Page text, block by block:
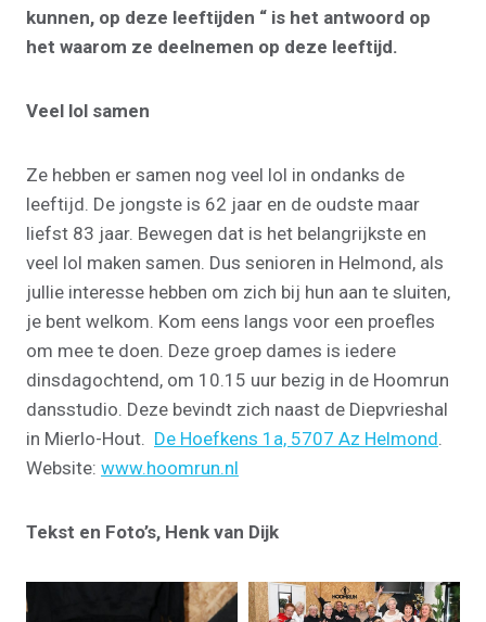
kunnen, op deze leeftijden “ is het antwoord op
het waarom ze deelnemen op deze leeftijd.
Veel lol samen
Ze hebben er samen nog veel lol in ondanks de
leeftijd. De jongste is 62 jaar en de oudste maar
liefst 83 jaar. Bewegen dat is het belangrijkste en
veel lol maken samen. Dus senioren in Helmond, als
jullie interesse hebben om zich bij hun aan te sluiten,
je bent welkom. Kom eens langs voor een proefles
om mee te doen. Deze groep dames is iedere
dinsdagochtend, om 10.15 uur bezig in de Hoomrun
dansstudio. Deze bevindt zich naast de Diepvrieshal
in Mierlo-Hout. De Hoefkens 1a, 5707 Az Helmond
Website: www.hoomrun.nl
Tekst en Foto’s, Henk van Dijk